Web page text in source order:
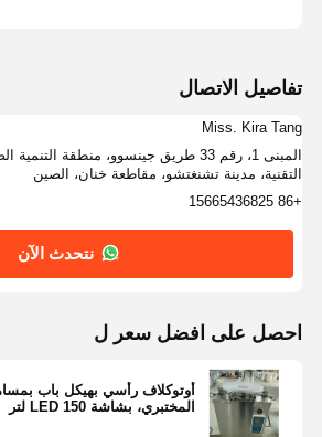
تفاصيل الاتصال
Miss. Kira Tang
المبنى 1، رقم 33 طريق جينسوو، منطقة
التقنية، مدينة تشنغتشو، مقاطعة خنان، الصين
+86 15665436825
نتحدث الآن
احصل على افضل سعر ل
أوتوكلاف رأسي بهيكل باب
المختبري، بشاشة LED 150 لتر